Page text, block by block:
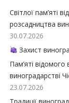
Світлої пам’яті
розсадництва
30.07.2026
Захист
Пам’яті відомого
виноградарстві
23.07.2026
Традиції